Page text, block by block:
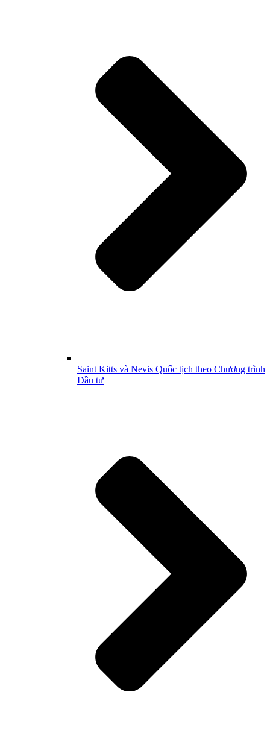
Saint Kitts và Nevis Quốc tịch theo Chương trình
Đầu tư